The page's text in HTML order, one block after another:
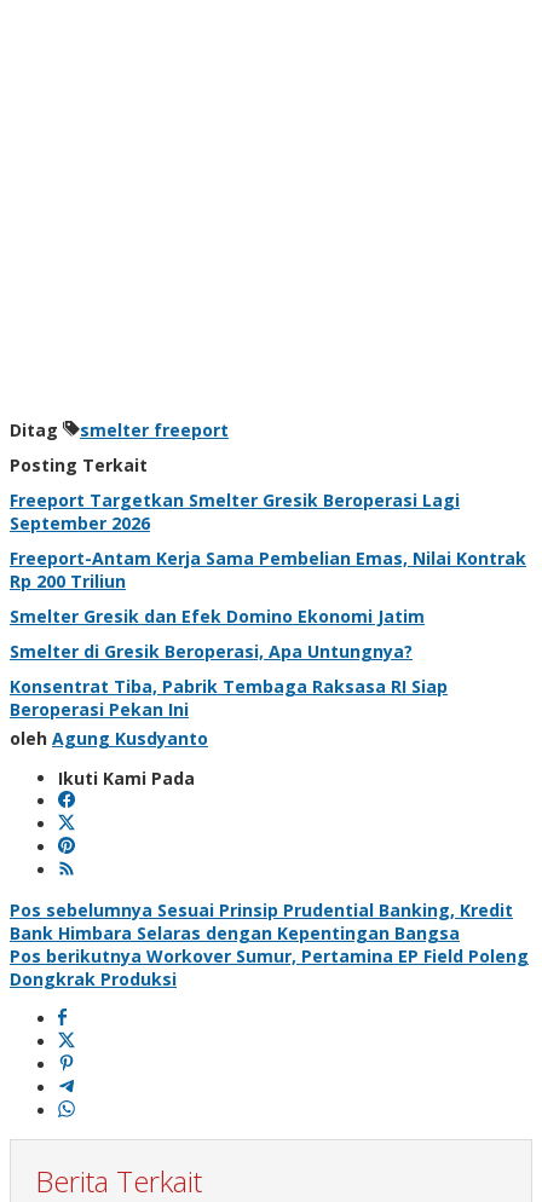
Ditag
smelter freeport
Posting Terkait
Freeport Targetkan Smelter Gresik Beroperasi Lagi
September 2026
Freeport-Antam Kerja Sama Pembelian Emas, Nilai Kontrak
Rp 200 Triliun
Smelter Gresik dan Efek Domino Ekonomi Jatim
Smelter di Gresik Beroperasi, Apa Untungnya?
Konsentrat Tiba, Pabrik Tembaga Raksasa RI Siap
Beroperasi Pekan Ini
oleh Agung Kusdyanto
Ikuti Kami Pada
Navigasi
pos
Pos sebelumnya Sesuai Prinsip Prudential Banking, Kredit
Bank Himbara Selaras dengan Kepentingan Bangsa
Pos berikutnya Workover Sumur, Pertamina EP Field Poleng
Dongkrak Produksi
Berita Terkait